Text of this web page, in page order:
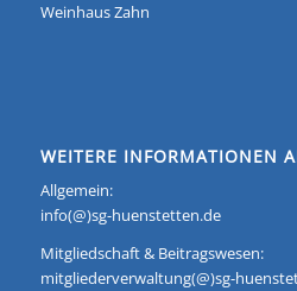
Weinhaus Zahn
WEITERE INFORMATIONEN
Allgemein:
info(@)sg-huenstetten.de
Mitgliedschaft & Beitragswesen:
mitgliederverwaltung(@)sg-